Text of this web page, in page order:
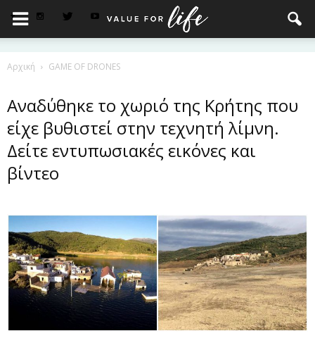
Αρχική GAME OF DRONES
Αναδύθηκε το χωριό της Κρήτης που
είχε βυθιστεί στην τεχνητή λίμνη.
Δείτε εντυπωσιακές εικόνες και
βίντεο